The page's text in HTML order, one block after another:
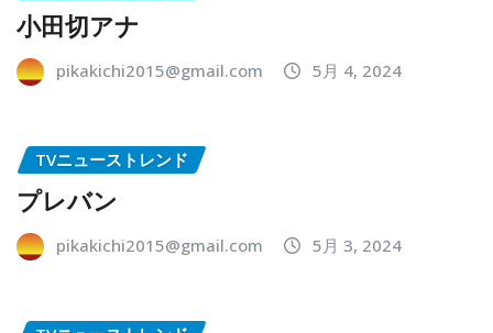
小田切アナ
pikakichi2015@gmail.com 5月 4, 2024
TVニューストレンド
プレバン
pikakichi2015@gmail.com 5月 3, 2024